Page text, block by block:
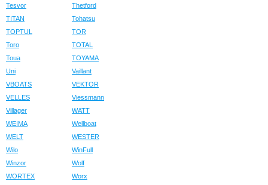
Tesvor
Thetford
TITAN
Tohatsu
TOPTUL
TOR
Toro
TOTAL
Toua
TOYAMA
Uni
Vaillant
VBOATS
VEKTOR
VELLES
Viessmann
Villager
WATT
WEIMA
Wellboat
WELT
WESTER
Wilo
WinFull
Winzor
Wolf
WORTEX
Worx